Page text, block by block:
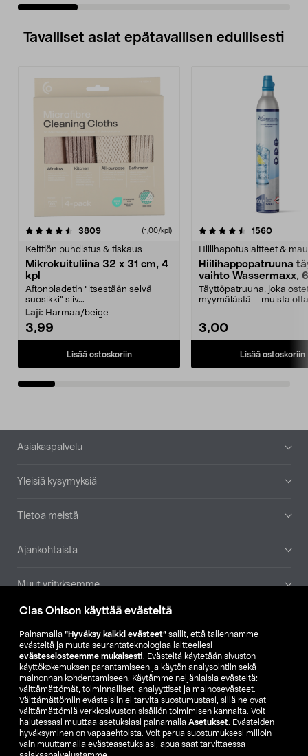
Clas Ohlson käyttää evästeitä
Painamalla ”Hyväksy kaikki evästeet” sallit, että tallennamme
evästeitä ja muuta seurantateknologiaa laitteellesi
evästeselosteemme mukaisesti. Evästeitä käytetään sivuston
käyttökokemuksen parantamiseen ja käytön analysointiin sekä
mainonnan kohdentamiseen. Käytämme neljänlaisia evästeitä:
välttämättömät, toiminnalliset, analyyttiset ja mainosevästeet.
Välttämättömiin evästeisiin ei tarvita suostumustasi, sillä ne ovat
välttämättömiä verkkosivuston sisällön toimimisen kannalta. Voit
halutessasi muuttaa asetuksiasi painamalla Asetukset. Evästeiden
hyväksyminen on vapaaehtoista. Voit perua suostumuksesi milloin
vain muuttamalla evästeasetuksiasi, apua saat tarvittaessa
Tavalliset asiat epätavallisen edullisesti
3809arvostelut (1,00/kpl)
Keittiön puhdistus & tiskaus
Mikrokuituliina 32 x 31 cm, 4
kpl
Aftonbladetin "itsestään selvä
suosikki" siiv...
Laji: Harmaa/beige
3,99
Lisää ostoskoriin
4.5viidestä
1560
Hiilihapotuslaitteet &
Hiilihappopatruuna
vaihto Wassermaxx,
Täyttöpatruuna, joka
myymälästä – muista
3,00
Lisää ostoskoriin
4.5viidestä
Alatunniste
Asiakaspalvelu
Yleisiä kysymyksiä
Tietoa meistä
Ajankohtaista
Muut yrityksemme
Etsi myymälä
SE NO FI
FI SV